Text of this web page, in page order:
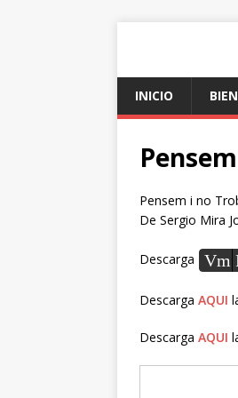
INICIO
Pensem i no
De Sergio Mira
Descarga Vm
Descarga AQUI
Descarga AQUI